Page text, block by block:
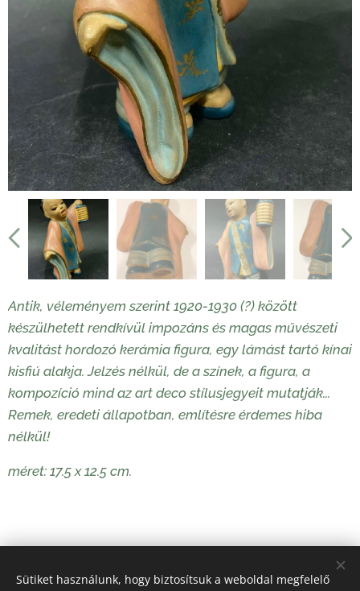
Antik, véleményem szerint 1920-1930 (?) között
készülhetett rendkívül impozáns és magas művészeti
kvalitást hordozó kerámia figura, egy lámást tartó kínai
kisfiú alakja. Jelzés nélkül, de a színek, a figura, a
kompozíció mind az art deco stílusjegyeit mutatják...
Remek, eredeti állapotban, említésre érdemes hiba
nélkül!
méret: 17.5 x 12.5 cm.
44 000Ft
Sütiket használunk, hogy biztosítsuk a weboldal megfelelő